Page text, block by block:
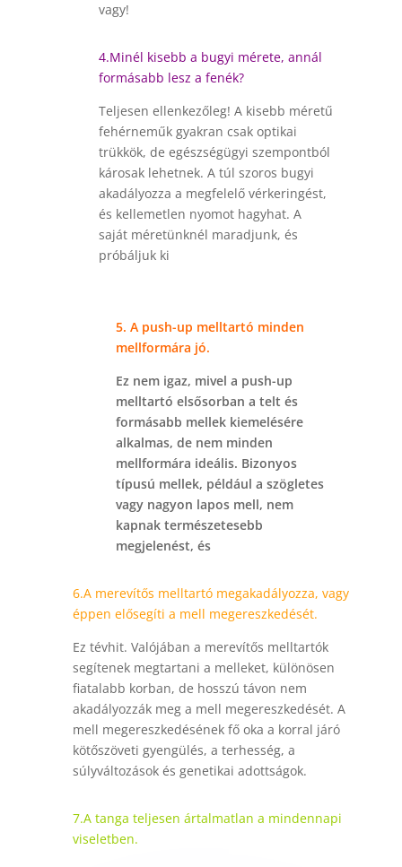
vagy!
4.Minél kisebb a bugyi mérete, annál
formásabb lesz a fenék?
Teljesen ellenkezőleg! A kisebb méretű
fehérneműk gyakran csak optikai
trükkök, de egészségügyi szempontból
károsak lehetnek. A túl szoros bugyi
akadályozza a megfelelő vérkeringést,
és kellemetlen nyomot hagyhat. A
saját méretünknél maradjunk, és
próbáljuk ki
5. A push-up melltartó minden
mellformára jó.
Ez nem igaz, mivel a push-up
melltartó elsősorban a telt és
formásabb mellek kiemelésére
alkalmas, de nem minden
mellformára ideális. Bizonyos
típusú mellek, például a szögletes
vagy nagyon lapos mell, nem
kapnak természetesebb
megjelenést, és
6.A merevítős melltartó megakadályozza, vagy
éppen elősegíti a mell megereszkedését.
Ez tévhit. Valójában a merevítős melltartók
segítenek megtartani a melleket, különösen
fiatalabb korban, de hosszú távon nem
akadályozzák meg a mell megereszkedését. A
mell megereszkedésének fő oka a korral járó
kötőszöveti gyengülés, a terhesség, a
súlyváltozások és genetikai adottságok.
7.A tanga teljesen ártalmatlan a mindennapi
viseletben.